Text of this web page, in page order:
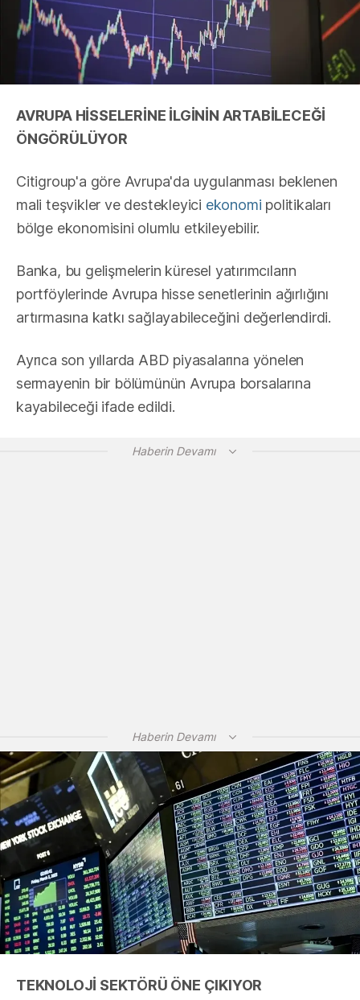
AVRUPA HİSSELERİNE İLGİNİN ARTABİLECEĞİ
ÖNGÖRÜLÜYOR
Citigroup'a göre Avrupa'da uygulanması beklenen
mali teşvikler ve destekleyici ekonomi politikaları
bölge ekonomisini olumlu etkileyebilir.
Banka, bu gelişmelerin küresel yatırımcıların
portföylerinde Avrupa hisse senetlerinin ağırlığını
artırmasına katkı sağlayabileceğini değerlendirdi.
Ayrıca son yıllarda ABD piyasalarına yönelen
sermayenin bir bölümünün Avrupa borsalarına
kayabileceği ifade edildi.
Haberin Devamı
Haberin Devamı
TEKNOLOJİ SEKTÖRÜ ÖNE ÇIKIYOR